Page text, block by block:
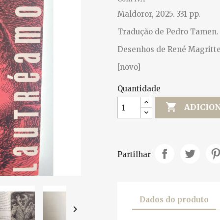

Maldoror, 2025. 331 pp.
Tradução de Pedro Tamen.
Desenhos de René
[novo]
Quantidade

Partilhar
Dados do produto